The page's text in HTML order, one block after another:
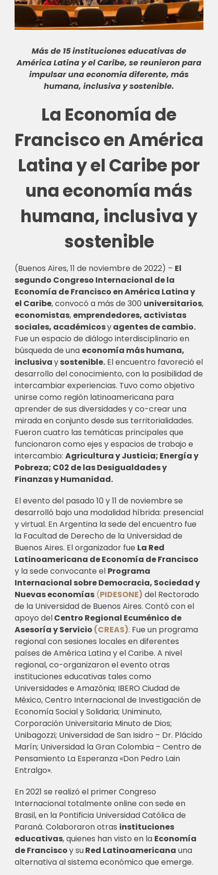
Más de 15 instituciones educativas de
América Latina y el Caribe, se reunieron para
impulsar unaeconomía diferente, más
humana, inclusiva y sostenible.
La Economía de
Francisco en América
Latina y el Caribe por
una economía más
humana, inclusiva y
sostenible
(Buenos Aires, 11 de noviembre de 2022) – El
segundo Congreso Internacional de la
Economía de Francisco en América Latina y
el Caribe, convocó a más de 300 universitarios,
economistas, emprendedores, activistas
sociales, académicosyagentes de cambio.
Fue un espacio de diálogo interdisciplinario en
búsqueda de una economía más humana,
inclusivaysostenible.El encuentro favoreció el
desarrollo del conocimiento, con la posibilidad de
intercambiar experiencias. Tuvo como objetivo
unirse como región latinoamericana para
aprender de sus diversidades y co-crear una
mirada en conjunto desde sus territorialidades.
Fueron cuatro las temáticas principales que
funcionaron como ejes y espacios de trabajo e
intercambio: Agricultura y Justicia; Energía y
Pobreza; C02 de las Desigualdades y
Finanzas y Humanidad.
El evento del pasado 10 y 11 de noviembre se
desarrolló bajo una modalidad híbrida: presencial
y virtual. En Argentina la sede del encuentro fue
la Facultad de Derecho de la Universidad de
Buenos Aires. El organizador fue La Red
Latinoamericana de Economía de Francisco
y la sede convocante el Programa
Internacional sobre Democracia, Sociedad y
Nuevas economías (PIDESONE) del Rectorado
de la Universidad de Buenos Aires. Contó con el
apoyo delCentro Regional Ecuménico de
Asesoría y Servicio (CREAS). Fue un programa
regional con sesiones locales en diferentes
países de América Latina y el Caribe. A nivel
regional, co-organizaron el evento otras
instituciones educativas tales como
Universidades e Amazônia; IBERO Ciudad de
México, Centro Internacional de Investigación de
Economía Social y Solidaria; Uniminuto,
Corporación Universitaria Minuto de Dios;
Unibagozzi; Universidad de San Isidro – Dr. Plácido
Marín; Universidad la Gran Colombia – Centro de
Pensamiento La Esperanza «Don Pedro Lain
Entralgo».
En 2021 se realizó el primer Congreso
Internacional totalmente online con sede en
Brasil, en la Pontificia Universidad Católica de
Paraná. Colaboraron otras instituciones
educativas, quienes han visto en la Economía
de FranciscoysuRed Latinoamericana una
alternativa al sistema económico que emerge.